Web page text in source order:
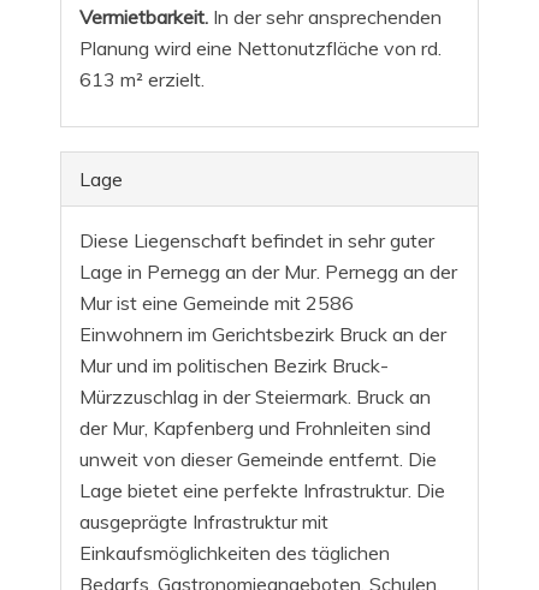
Vermietbarkeit. In der sehr ansprechenden
Planung wird eine Nettonutzfläche von rd.
613 m² erzielt.
Lage
Diese Liegenschaft befindet in sehr guter
Lage in Pernegg an der Mur. Pernegg an der
Mur ist eine Gemeinde mit 2586
Einwohnern im Gerichtsbezirk Bruck an der
Mur und im politischen Bezirk Bruck-
Mürzzuschlag in der Steiermark. Bruck an
der Mur, Kapfenberg und Frohnleiten sind
unweit von dieser Gemeinde entfernt. Die
Lage bietet eine perfekte Infrastruktur. Die
ausgeprägte Infrastruktur mit
Einkaufsmöglichkeiten des täglichen
Bedarfs, Gastronomieangeboten, Schulen,